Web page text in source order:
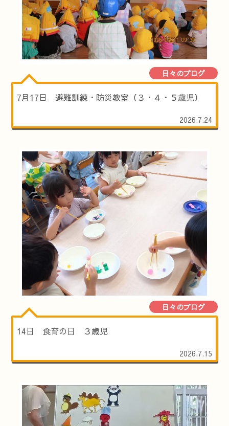
日々のブログ
7月17日 避難訓練・防災教室（３・４・５歳児）
2026.7.24
日々のブログ
14日 食育の日 ３歳児
2026.7.15